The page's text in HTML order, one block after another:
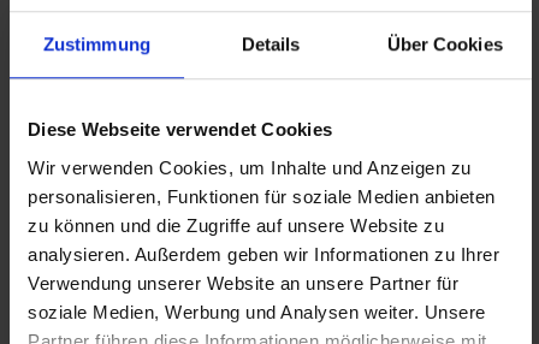
Zustimmung Details Über Cookies
Diese Webseite verwendet Cookies
Wir verwenden Cookies, um Inhalte und Anzeigen zu
personalisieren, Funktionen für soziale Medien anbieten
zu können und die Zugriffe auf unsere Website zu
analysieren. Außerdem geben wir Informationen zu Ihrer
Verwendung unserer Website an unsere Partner für
soziale Medien, Werbung und Analysen weiter. Unsere